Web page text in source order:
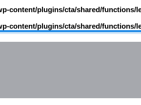
content/plugins/cta/shared/functions/
content/plugins/cta/shared/functions/